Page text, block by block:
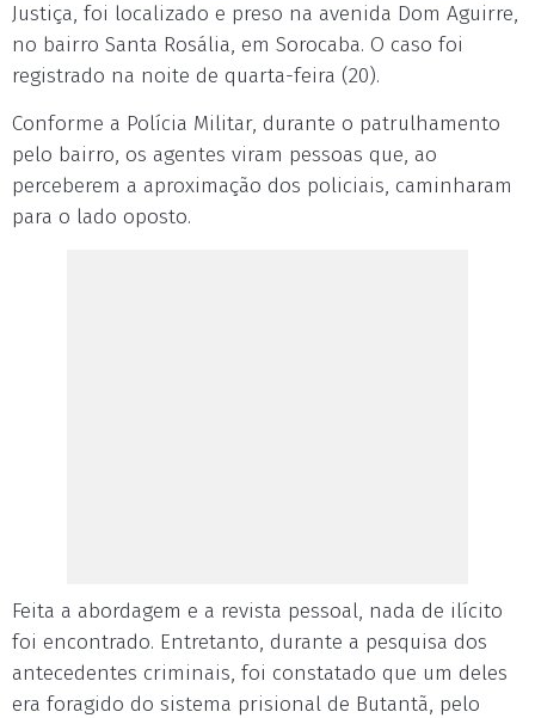
Justiça, foi localizado e preso na avenida Dom Aguirre,
no bairro Santa Rosália, em Sorocaba. O caso foi
registrado na noite de quarta-feira (20).
Conforme a Polícia Militar, durante o patrulhamento
pelo bairro, os agentes viram pessoas que, ao
perceberem a aproximação dos policiais, caminharam
para o lado oposto.
Feita a abordagem e a revista pessoal, nada de ilícito
foi encontrado. Entretanto, durante a pesquisa dos
antecedentes criminais, foi constatado que um deles
era foragido do sistema prisional de Butantã, pelo